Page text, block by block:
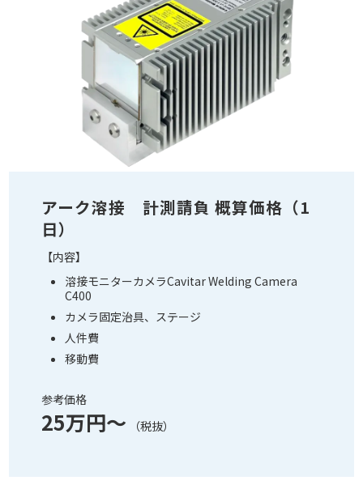
アーク溶接 計測請負 概算価格（1
日）
【内容】
溶接モニターカメラCavitar Welding Camera
C400
カメラ固定治具、ステージ
人件費
移動費
参考価格
25万円～ （税抜）